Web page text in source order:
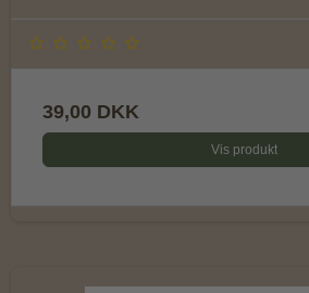
39,00 DKK
Vis produkt